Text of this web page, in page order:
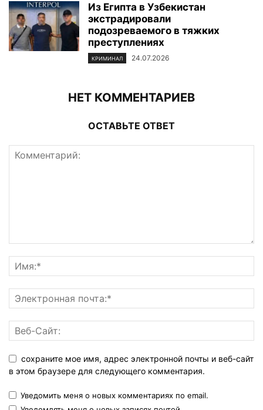
Из Египта в Узбекистан
экстрадировали
подозреваемого в тяжких
преступлениях
КРИМИНАЛ 24.07.2026
НЕТ КОММЕНТАРИЕВ
ОСТАВЬТЕ ОТВЕТ
сохраните мое имя, адрес электронной почты и веб-сайт
в этом браузере для следующего комментария.
Уведомить меня о новых комментариях по email.